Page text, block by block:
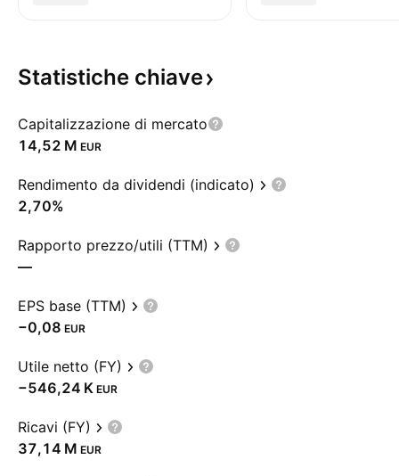
Statistiche chiave
Capitalizzazione di mercato
‪14,52 M‬ EUR
Rendimento da dividendi (indicato)
2,70%
Rapporto prezzo/utili (TTM)
—
EPS base (TTM)
−0,08 EUR
Utile netto (FY)
‪−546,24 K‬ EUR
Ricavi (FY)
‪37,14 M‬ EUR